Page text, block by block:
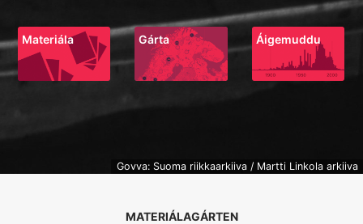
Materiála Gárta Áigemuddu
Govva: Suoma riikkaarkiiva / Martti Linkola arkiiva
MATERIÁLAGÁRTEN